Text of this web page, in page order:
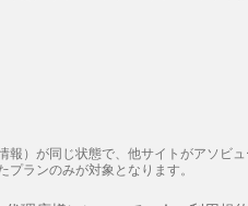
）が同じ状態で、他サイトがアソビ
ランのみが対象となります。